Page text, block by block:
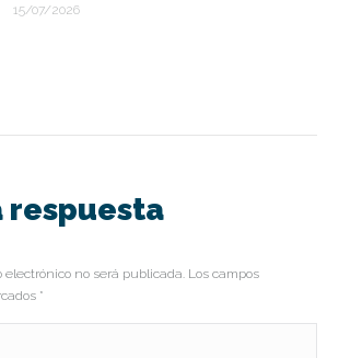
15/07/2026
respuesta
electrónico no será publicada. Los campos
*